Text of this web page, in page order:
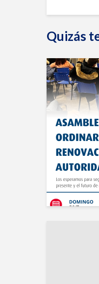
Quizás